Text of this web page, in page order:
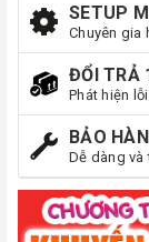
SETUP
Chuyên gia
ĐỔI TRẢ
Phát hiện
BẢO
Dễ dàng và